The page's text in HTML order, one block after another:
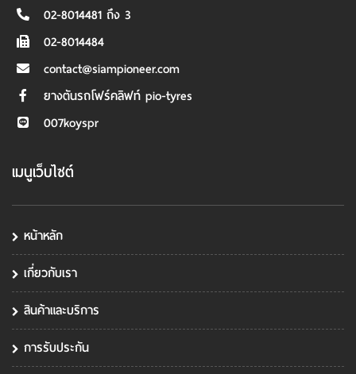
02-8014481 ถึง 3
02-8014484
contact@siampioneer.com
ยางตันรถโฟร์คลิฟท์ pio-tyres
007koyspr
เมนูเว็บไซต์
หน้าหลัก
เกี่ยวกับเรา
สินค้าและบริการ
การรับประกัน